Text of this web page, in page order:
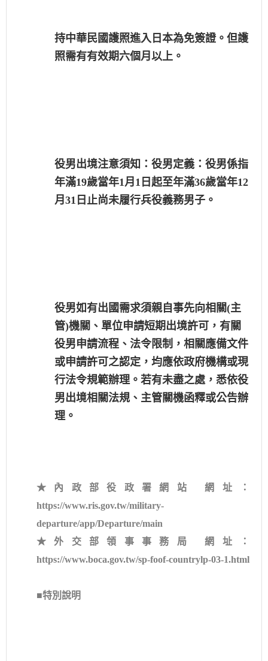
持中華民國護照進入日本為免簽證。但護
照需有有效期六個月以上。
役男出境注意須知：役男定義：役男係指
年滿19歲當年1月1日起至年滿36歲當年12
月31日止尚未履行兵役義務男子。
役男如有出國需求須親自事先向相關(主
管)機關、單位申請短期出境許可，有關
役男申請流程、法令限制，相關應備文件
或申請許可之認定，均應依政府機構或現
行法令規範辦理。若有未盡之處，悉依役
男出境相關法規、主管關機函釋或公告辦
理。
★內政部役政署網站 網址：
https://www.ris.gov.tw/military-
departure/app/Departure/main
★外交部領事事務局 網址：
https://www.boca.gov.tw/sp-foof-countrylp-03-1.html
■特別說明